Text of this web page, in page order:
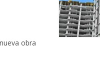
obra